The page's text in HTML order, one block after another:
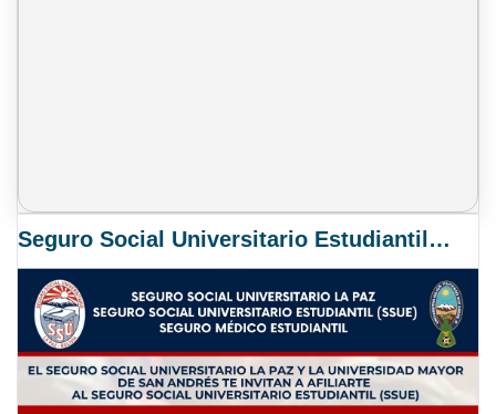
Seguro Social Universitario Estudiantil SSUE